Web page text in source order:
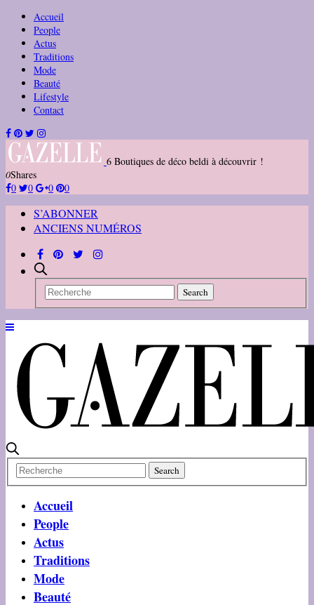
Accueil
People
Actus
Traditions
Mode
Beauté
Lifestyle
Contact
6 Boutiques de déco beldi à découvrir !
0Shares
0
0 0 0
S’ABONNER
ANCIENS NUMÉROS
Accueil
People
Actus
Traditions
Mode
Beauté